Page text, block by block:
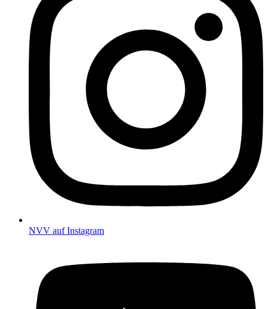
NVV auf Instagram